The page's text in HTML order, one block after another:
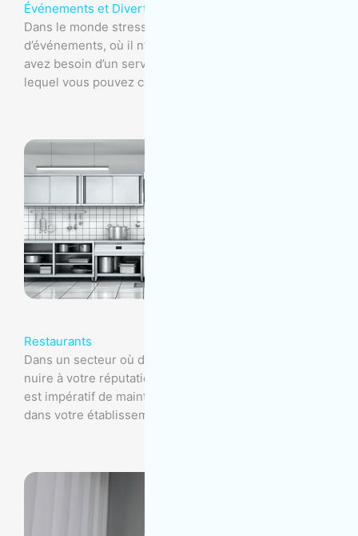
Événements et Divertissement
Dans le monde stressant de la planification
d’événements, où il n’y a aucune place à l’erreur, vous
avez besoin d’un service d’entretien ménager sur
lequel vous pouvez compter.
Restaurants
Dans un secteur où de nombreux facteurs peuvent
nuire à votre réputation et menacer votre entreprise, il
est impératif de maintenir la propreté et la salubrité
dans votre établissement.